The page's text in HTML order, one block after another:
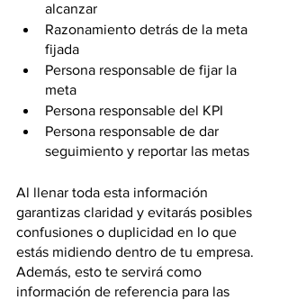
alcanzar
Razonamiento detrás de la meta
fijada
Persona responsable de fijar la
meta
Persona responsable del KPI
Persona responsable de dar
seguimiento y reportar las metas
Al llenar toda esta información
garantizas claridad y evitarás posibles
confusiones o duplicidad en lo que
estás midiendo dentro de tu empresa.
Además, esto te servirá como
información de referencia para las